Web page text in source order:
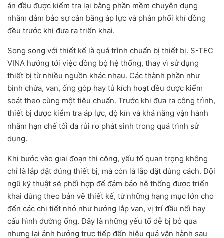
án đều được kiểm tra lại bằng phần mềm chuyên dụng
nhằm đảm bảo sự cân bằng áp lực và phân phối khí đồng
đều trước khi đưa ra triển khai.
Song song với thiết kế là quá trình chuẩn bị thiết bị. S-TEC
VINA hướng tới việc đồng bộ hệ thống, thay vì sử dụng
thiết bị từ nhiều nguồn khác nhau. Các thành phần như
bình chứa, van, ống góp hay tủ kích hoạt đều được kiểm
soát theo cùng một tiêu chuẩn. Trước khi đưa ra công trình,
thiết bị được kiểm tra áp lực, độ kín và khả năng vận hành
nhằm hạn chế tối đa rủi ro phát sinh trong quá trình sử
dụng.
Khi bước vào giai đoạn thi công, yếu tố quan trọng không
chỉ là lắp đặt đúng thiết bị, mà còn là lắp đặt đúng cách. Đội
ngũ kỹ thuật sẽ phối hợp để đảm bảo hệ thống được triển
khai đúng theo bản vẽ thiết kế, từ những hạng mục lớn cho
đến các chi tiết nhỏ như hướng lắp van, vị trí đầu nối hay
cấu hình đường ống. Đây là những yếu tố dễ bị bỏ qua
nhưng lại ảnh hưởng trực tiếp đến hiệu quả vận hành sau